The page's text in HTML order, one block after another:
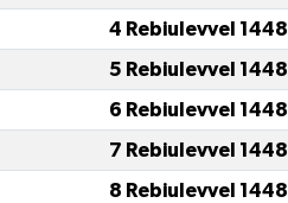
4 Rebiulevvel 1448
5 Rebiulevvel 1448
6 Rebiulevvel 1448
7 Rebiulevvel 1448
8 Rebiulevvel 1448